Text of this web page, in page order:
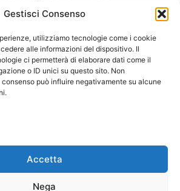
Gestisci Consenso
utilizziamo tecnologie come i cookie
alle informazioni del dispositivo. Il
ci permetterà di elaborare dati come il
o ID unici su questo sito. Non
può influire negativamente su alcune
Accetta
Nega
in questo momento
Potrebbe Essere per
Stai Ascendendo alla Quinta